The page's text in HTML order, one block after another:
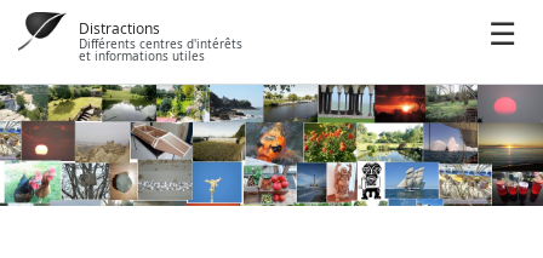
Distractions
Différents centres d'intérêts
et informations utiles